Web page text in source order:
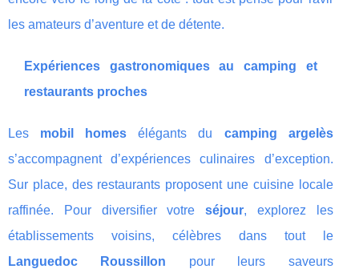
les amateurs d’aventure et de détente.
Expériences gastronomiques au camping et
restaurants proches
Les mobil homes élégants du camping argelès
s’accompagnent d’expériences culinaires d’exception.
Sur place, des restaurants proposent une cuisine locale
raffinée. Pour diversifier votreséjour, explorez les
établissements voisins, célèbres dans tout le
Languedoc Roussillon pour leurs saveurs